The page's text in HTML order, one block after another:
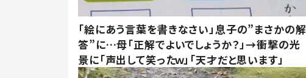
「絵にあう言葉を書きなさい」息子の”まさかの解
答”に…母「正解でよいでしょうか？」→衝撃の光
景に「声出して笑ったｗ」「天才だと思います」